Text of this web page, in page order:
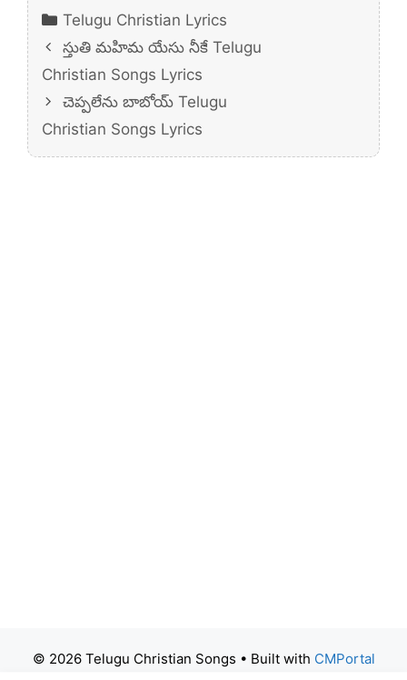
Categories
Telugu Christian Lyrics
స్తుతి మహిమ యేసు నీకే Telugu
Christian Songs Lyrics
చెప్పలేను బాబోయ్ Telugu
Christian Songs Lyrics
© 2026 Telugu Christian Songs • Built with CMPortal